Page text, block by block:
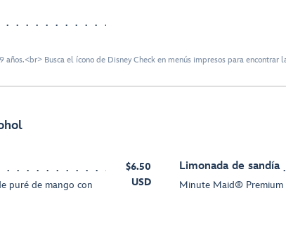
años.<br> Busca el ícono de Disney Check en menús impresos para
puré de mango con
$6.50
USD
Limonada de sandía
Minute Maid® Premium